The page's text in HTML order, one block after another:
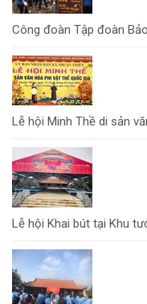
Công đoàn Tập đoàn
Lễ hội Minh Thề di sản
Lễ hội Khai bút tại Khu